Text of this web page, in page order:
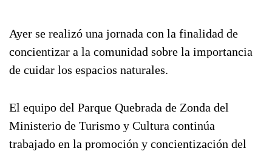
Ayer se realizó una jornada con la finalidad de
concientizar a la comunidad sobre la importancia
de cuidar los espacios naturales.
El equipo del Parque Quebrada de Zonda del
Ministerio de Turismo y Cultura continúa
trabajado en la promoción y concientización del